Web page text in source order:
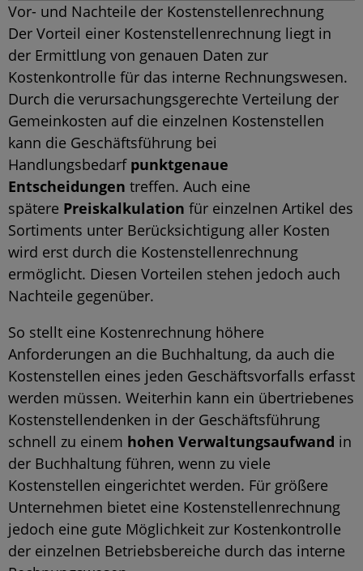
Vor- und Nachteile der Kostenstellenrechnung
Der Vorteil einer Kostenstellenrechnung liegt in
der Ermittlung von genauen Daten zur
Kostenkontrolle für das interne Rechnungswesen.
Durch die verursachungsgerechte Verteilung der
Gemeinkosten auf die einzelnen Kostenstellen
kann die Geschäftsführung bei
Handlungsbedarf punktgenaue
Entscheidungen treffen. Auch eine
spätere Preiskalkulation für einzelnen Artikel des
Sortiments unter Berücksichtigung aller Kosten
wird erst durch die Kostenstellenrechnung
ermöglicht. Diesen Vorteilen stehen jedoch auch
Nachteile gegenüber.
So stellt eine Kostenrechnung höhere
Anforderungen an die Buchhaltung, da auch die
Kostenstellen eines jeden Geschäftsvorfalls erfasst
werden müssen. Weiterhin kann ein übertriebenes
Kostenstellendenken in der Geschäftsführung
schnell zu einem hohen Verwaltungsaufwand in
der Buchhaltung führen, wenn zu viele
Kostenstellen eingerichtet werden. Für größere
Unternehmen bietet eine Kostenstellenrechnung
jedoch eine gute Möglichkeit zur Kostenkontrolle
der einzelnen Betriebsbereiche durch das interne